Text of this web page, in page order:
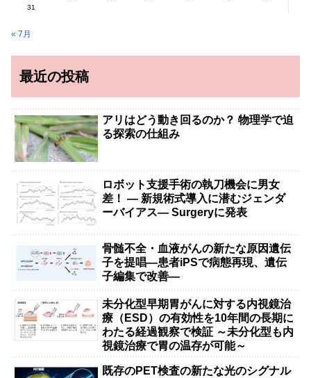
31
« 7月
最近の投稿
アリはどう動き回るのか？ 物理学で迫
る探索の仕組み
ロボット支援手術の執刀機会に男女
差！ — 新規術式導入に潜むジェンダ
ーバイアス— Surgeryに発表
骨髄不全・血液がんの新たな原因遺伝
子を提唱―患者iPSで病態再現、遺伝
子編集で改善―
未分化型早期胃がんに対する内視鏡治
療（ESD）の有効性を10年間の長期に
わたる経過観察で検証 ～未分化型も内
視鏡治療で胃の温存が可能～
既存のPET検査の新たな光のシグナル